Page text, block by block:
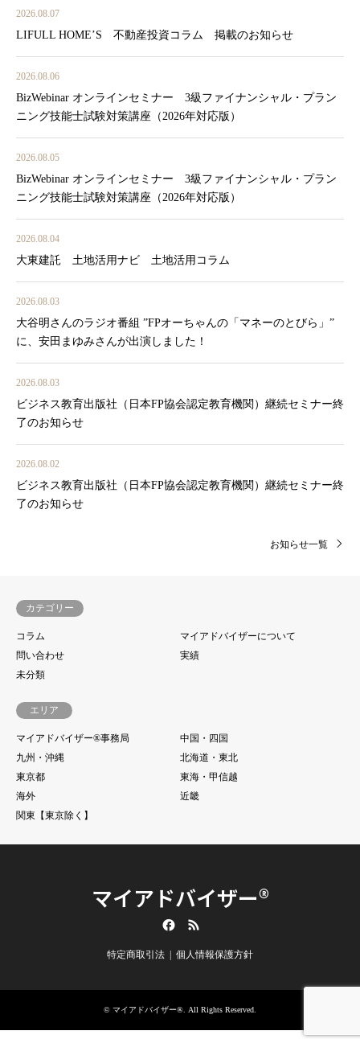
2026.08.07
LIFULL HOME’S 不動産投資コラム 掲載のお知らせ
2026.08.06
BizWebinar オンラインセミナー 3級ファイナンシャル・プラン
ニング技能士試験対策講座（2026年対応版）
2026.08.05
BizWebinar オンラインセミナー 3級ファイナンシャル・プラン
ニング技能士試験対策講座（2026年対応版）
2026.08.04
大東建託 土地活用ナビ 土地活用コラム
2026.08.03
大谷明さんのラジオ番組 ”FPオーちゃんの「マネーのとびら」”
に、安田まゆみさんが出演しました！
2026.08.03
ビジネス教育出版社（日本FP協会認定教育機関）継続セミナー終
了のお知らせ
2026.08.02
ビジネス教育出版社（日本FP協会認定教育機関）継続セミナー終
了のお知らせ
お知らせ一覧
カテゴリー
コラム
マイアドバイザーについて
問い合わせ
実績
未分類
エリア
マイアドバイザー®事務局
中国・四国
九州・沖縄
北海道・東北
東京都
東海・甲信越
海外
近畿
関東【東京除く】
マイアドバイザー®
特定商取引法 個人情報保護方針
© マイアドバイザー® . All Rights Reserved.